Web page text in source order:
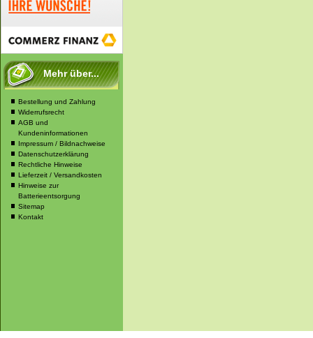
Mehr über...
Bestellung und Zahlung
Widerrufsrecht
AGB und
Kundeninformationen
Impressum / Bildnachweise
Datenschutzerklärung
Rechtliche Hinweise
Lieferzeit / Versandkosten
Hinweise zur
Batterieentsorgung
Sitemap
Kontakt